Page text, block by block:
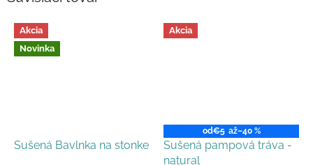
Akcia
Novinka
Sušená Bavlnka na stonke
Akcia
od€5 až–40 %
Sušená pampová tráva -
natural